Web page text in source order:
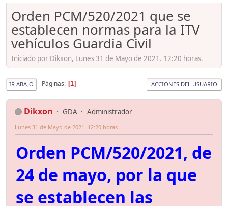
Orden PCM/520/2021 que se
establecen normas para la ITV
vehículos Guardia Civil
Iniciado por Dikxon, Lunes 31 de Mayo de 2021. 12:20 horas.
IR ABAJO Páginas 1 ACCIONES DEL USUARIO
Dikxon GDA Administrador
Lunes 31 de Mayo de 2021. 12:20 horas.
Orden PCM/520/2021, de
24 de mayo, por la que
se establecen las